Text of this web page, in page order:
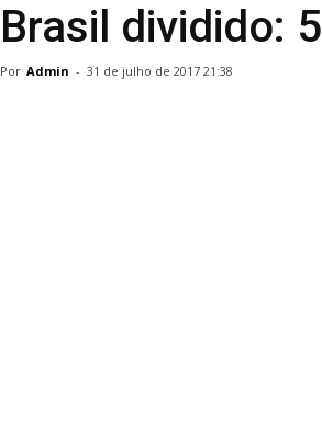
Brasil dividido:
Por Admin - 31 de julho de 2017 21:38